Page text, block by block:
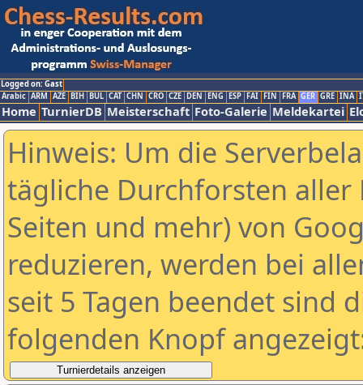
Logged on: Gast
Arabic ARM AZE BIH BUL CAT CHN CRO CZE DEN ENG ESP FAI FIN FRA GER GRE INA
Home TurnierDB Meisterschaft Foto-Galerie Meldekartei
Hinweis: Um die
tägliche Durchforsten aller
Seiten und mehr) von
reduzieren, werden bei
seit 5 Tagen beendet sind
folgenden Knopf